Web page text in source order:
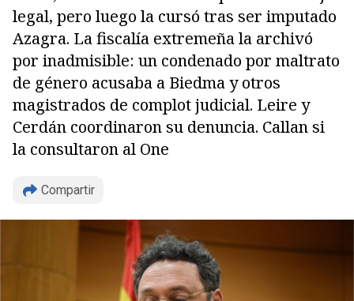
legal, pero luego la cursó tras ser imputado
Azagra. La fiscalía extremeña la archivó
por inadmisible: un condenado por maltrato
de género acusaba a Biedma y otros
magistrados de complot judicial. Leire y
Cerdán coordinaron su denuncia. Callan si
la consultaron al One
Compartir